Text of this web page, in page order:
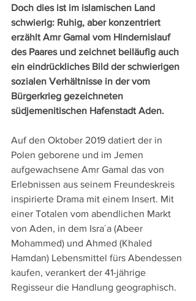
Doch dies ist im islamischen Land
schwierig: Ruhig, aber konzentriert
erzählt Amr Gamal vom Hindernislauf
des Paares und zeichnet beiläufig auch
ein eindrückliches Bild der schwierigen
sozialen Verhältnisse in der vom
Bürgerkrieg gezeichneten
südjemenitischen Hafenstadt Aden.
Auf den Oktober 2019 datiert der in
Polen geborene und im Jemen
aufgewachsene Amr Gamal das von
Erlebnissen aus seinem Freundeskreis
inspirierte Drama mit einem Insert. Mit
einer Totalen vom abendlichen Markt
von Aden, in dem Isra´a (Abeer
Mohammed) und Ahmed (Khaled
Hamdan) Lebensmittel fürs Abendessen
kaufen, verankert der 41-jährige
Regisseur die Handlung geographisch.